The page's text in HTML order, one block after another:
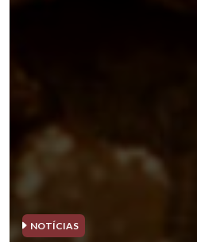
NOTÍCIAS